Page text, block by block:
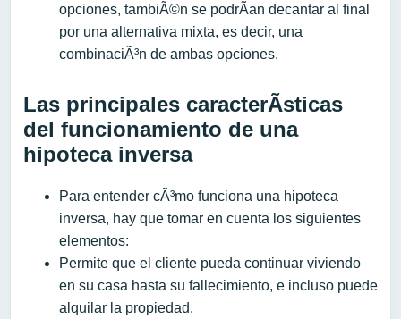
opciones, tambiÃ©n se podrÃ­an decantar al final
por una alternativa mixta, es decir, una
combinaciÃ³n de ambas opciones.
Las principales caracterÃ­sticas
del funcionamiento de una
hipoteca inversa
Para entender cÃ³mo funciona una hipoteca
inversa, hay que tomar en cuenta los siguientes
elementos:
Permite que el cliente pueda continuar viviendo
en su casa hasta su fallecimiento, e incluso puede
alquilar la propiedad.